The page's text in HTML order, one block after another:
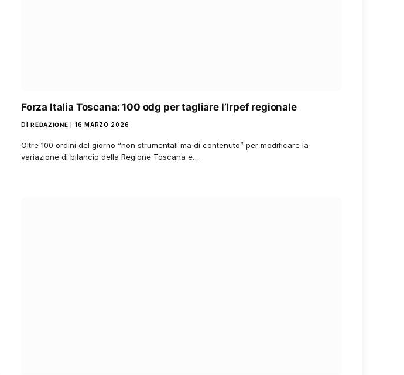
Forza Italia Toscana: 100 odg per tagliare l’Irpef regionale
DI REDAZIONE 16 MARZO 2026
Oltre 100 ordini del giorno “non strumentali ma di contenuto” per modificare la
variazione di bilancio della Regione Toscana e…